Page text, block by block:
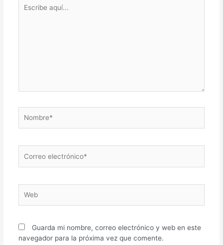
aquí...
electrónico*
Guarda mi nombre, correo electrónico y web en este
navegador para la próxima vez que comente.